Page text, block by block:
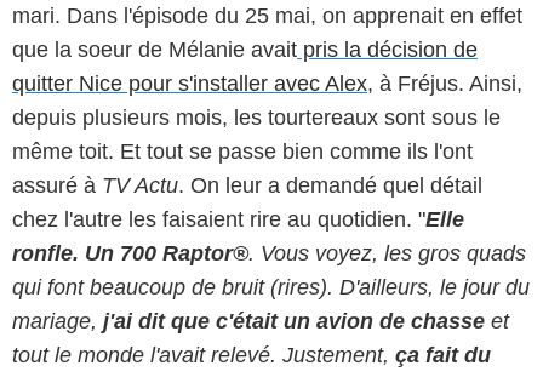
mari. Dans l'épisode du 25 mai, on apprenait en effet
que la soeur de Mélanie avait pris la décision de
quitter Nice pour s'installer avec Alex, à Fréjus. Ainsi,
depuis plusieurs mois, les tourtereaux sont sous le
même toit. Et tout se passe bien comme ils l'ont
assuré à TV Actu. On leur a demandé quel détail
chez l'autre les faisaient rire au quotidien. "Elle
ronfle. Un 700 Raptor®. Vous voyez, les gros quads
qui font beaucoup de bruit (rires). D'ailleurs, le jour du
mariage, j'ai dit que c'était un avion de chasse et
tout le monde l'avait relevé. Justement, ça fait du